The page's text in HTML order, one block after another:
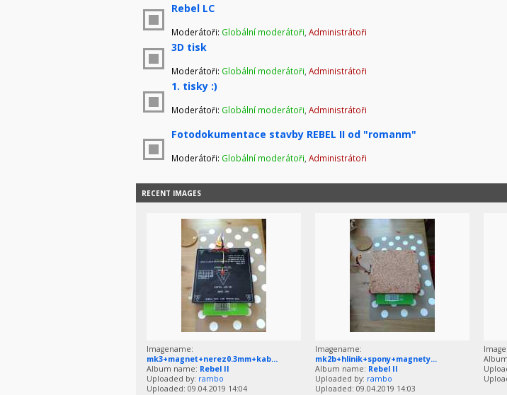
Rebel LC
Moderátoři: Globální moderátoři Administrátoři
3D tisk
Moderátoři: Globální moderátoři Administrátoři
1. tisky :)
Moderátoři: Globální moderátoři Administrátoři
Fotodokumentace stavby REBEL II od "romanm"
Moderátoři: Globální moderátoři Administrátoři
RECENT IMAGES
Imagename:
mk3+magnet+nerez0.3mm+kab...
Album name: Rebel II
Uploaded by: rambo
Uploaded: 09.04.2019 14:04
Imagename:
mk2b+hlinik+spony+magnety...
Album name: Rebel II
Uploaded by: rambo
Uploaded: 09.04.2019 14:03